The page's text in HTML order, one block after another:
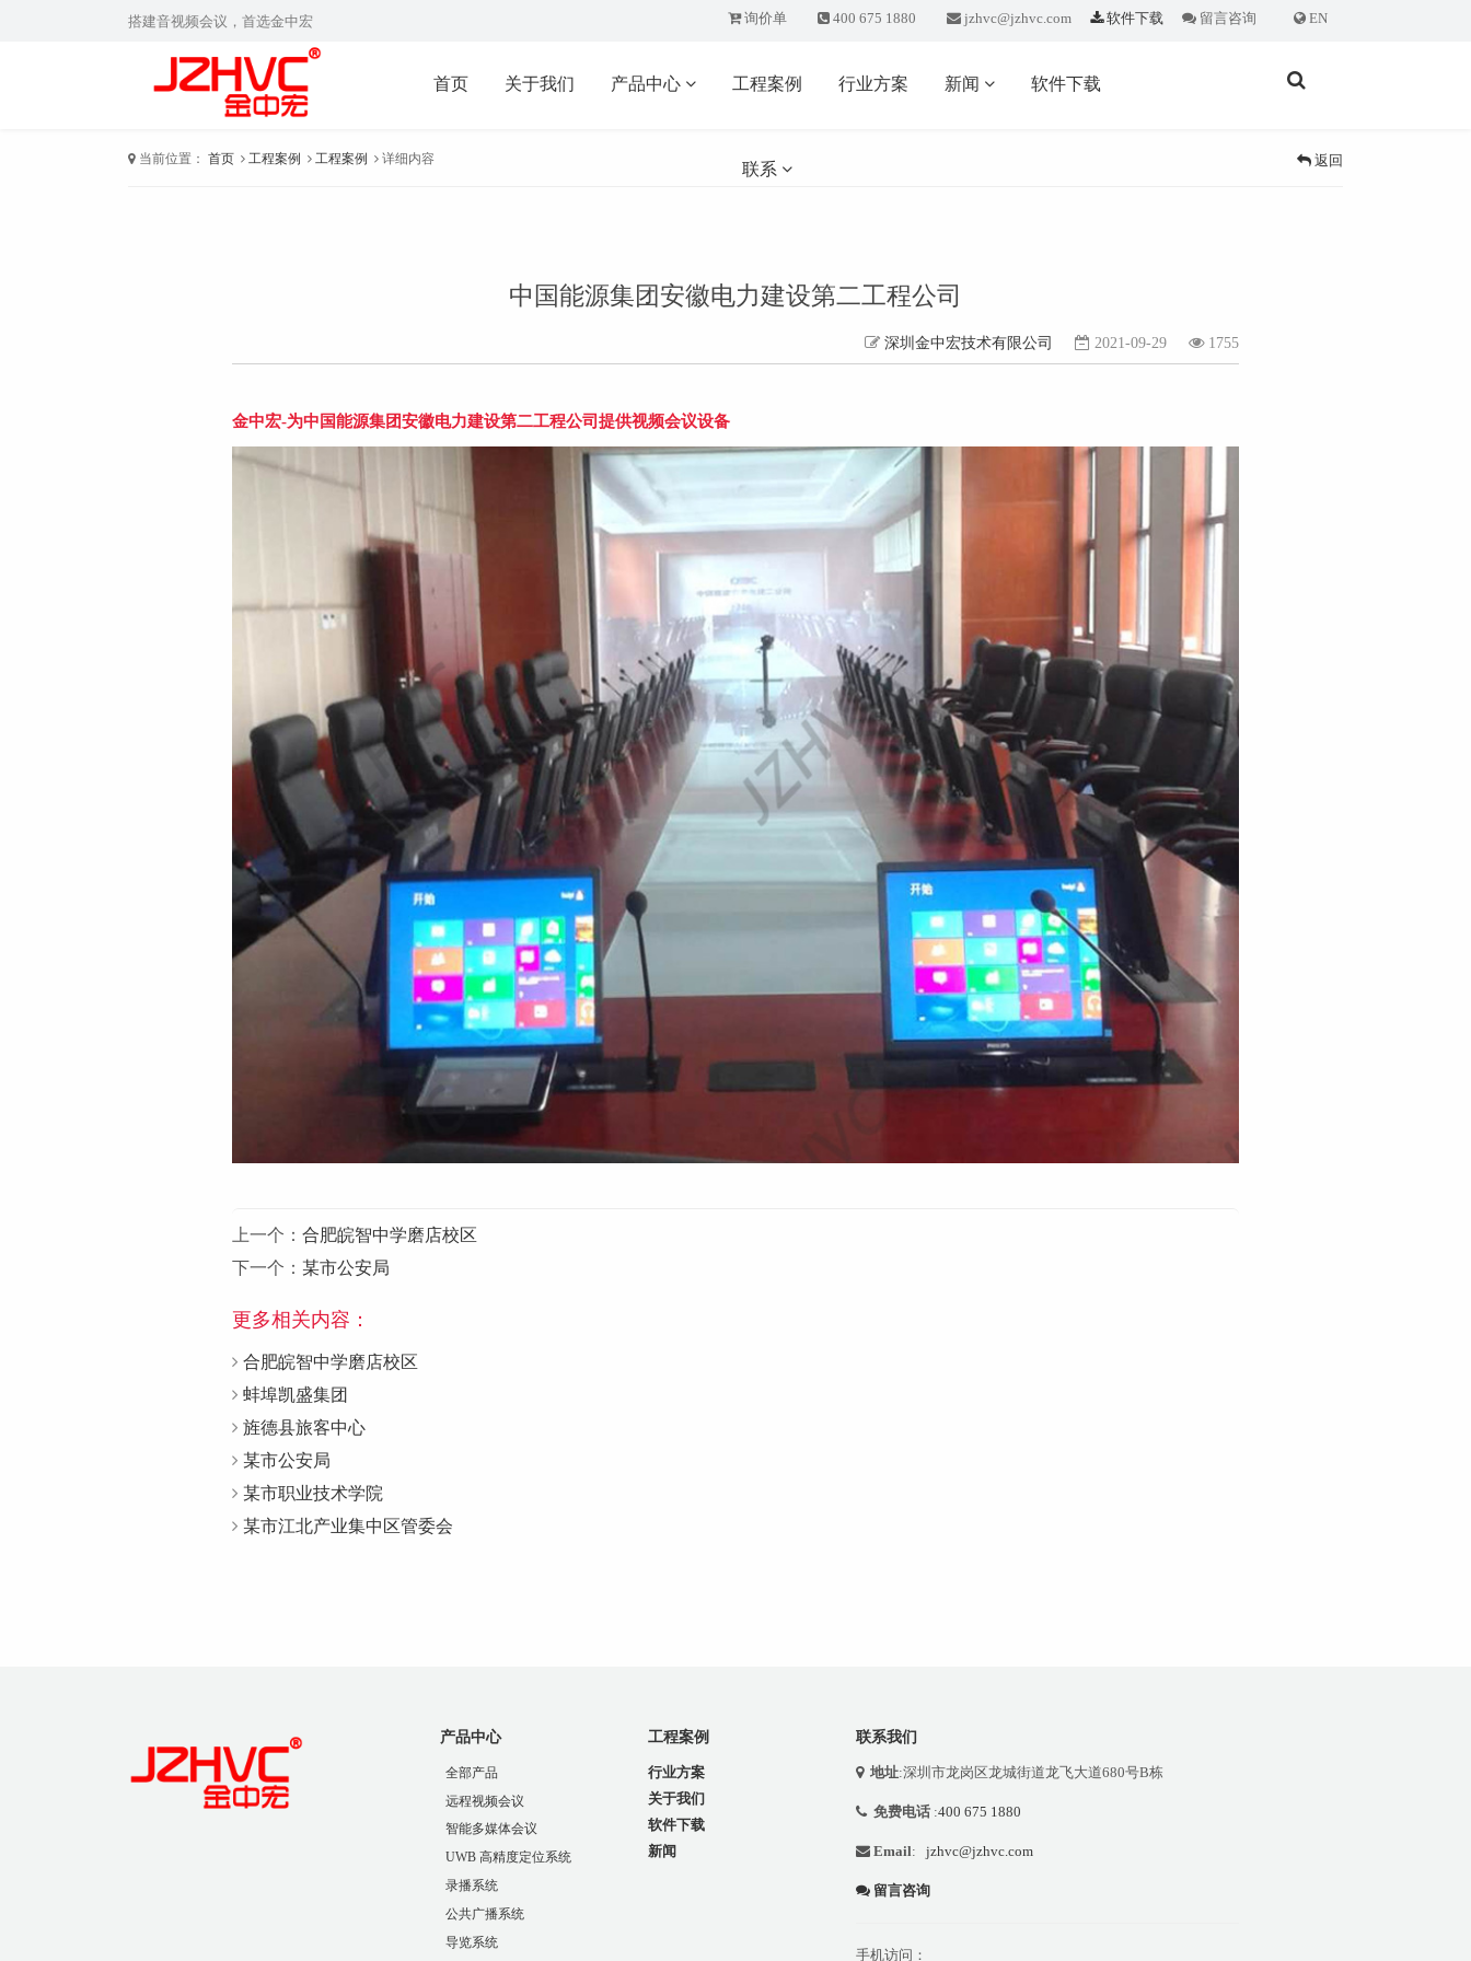
搭建音视频会议，首选金中宏 询价单 400 675 1880 jzhvc@jzhvc.com 软件下载 留言咨询 EN
首页 关于我们 产品中心 工程案例 行业方案 新闻 软件下载
联系
当前位置： 首页 工程案例 工程案例 详细内容 返回
中国能源集团安徽电力建设第二工程公司
深圳金中宏技术有限公司 2021-09-29 1755
金中宏-为中国能源集团安徽电力建设第二工程公司提供视频会议设备
上一个： 合肥皖智中学磨店校区
下一个： 某市公安局
更多相关内容：
合肥皖智中学磨店校区
蚌埠凯盛集团
旌德县旅客中心
某市公安局
某市职业技术学院
某市江北产业集中区管委会
产品中心
全部产品
远程视频会议
智能多媒体会议
UWB 高精度定位系统
录播系统
公共广播系统
导览系统
工程案例
行业方案
关于我们
软件下载
新闻
联系我们
地址:深圳市龙岗区龙城街道龙飞大道680号B栋
免费电话 :400 675 1880
Email: jzhvc@jzhvc.com
留言咨询
手机访问：